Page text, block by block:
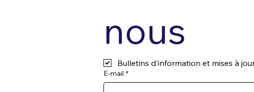
nous
Bulletins d'information et mises à
E-mail *